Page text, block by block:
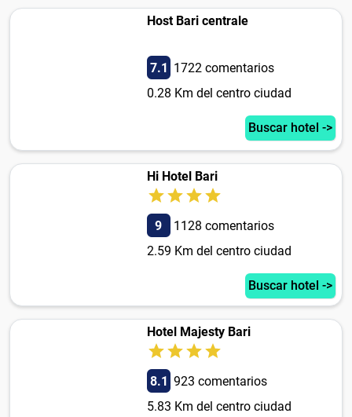
Host Bari centrale
7.1 1722 comentarios
0.28 Km del centro ciudad
Buscar hotel ->
Hi Hotel Bari
9
1128 comentarios
2.59 Km del centro ciudad
Buscar hotel ->
Hotel Majesty Bari
8.1 923 comentarios
5.83 Km del centro ciudad